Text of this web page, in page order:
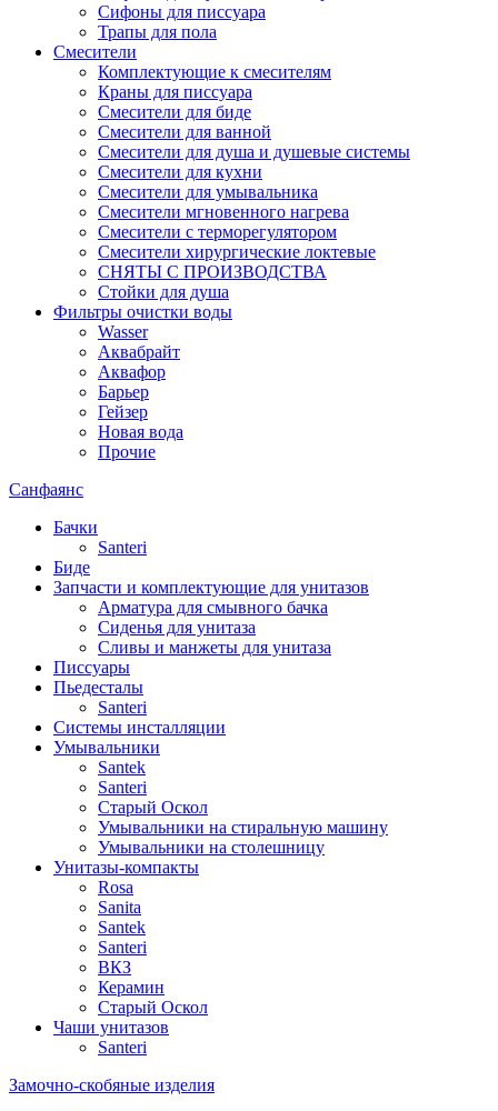
Сифоны для писсуара
Трапы для пола
Смесители
Комплектующие к смесителям
Краны для писсуара
Смесители для биде
Смесители для ванной
Смесители для душа и душевые системы
Смесители для кухни
Смесители для умывальника
Смесители мгновенного нагрева
Смесители с терморегулятором
Смесители хирургические локтевые
СНЯТЫ С ПРОИЗВОДСТВА
Стойки для душа
Фильтры очистки воды
Wasser
Аквабрайт
Аквафор
Барьер
Гейзер
Новая вода
Прочие
Санфаянс
Бачки
Santeri
Биде
Запчасти и комплектующие для унитазов
Арматура для смывного бачка
Сиденья для унитаза
Сливы и манжеты для унитаза
Писсуары
Пьедесталы
Santeri
Системы инсталляции
Умывальники
Santek
Santeri
Старый Оскол
Умывальники на стиральную машину
Умывальники на столешницу
Унитазы-компакты
Rosa
Sanita
Santek
Santeri
ВКЗ
Керамин
Старый Оскол
Чаши унитазов
Santeri
Замочно-скобяные изделия